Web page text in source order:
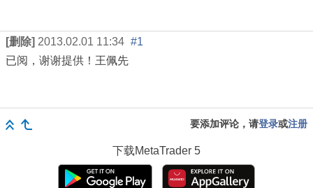
[删除] 2013.02.01 11:34 #1
已阅，谢谢提供！王佩先
要添加评论，请登录或注册
下载MetaTrader 5